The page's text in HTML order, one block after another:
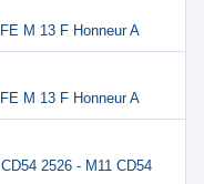
M 13 F Honneur A
M 13 F Honneur A
2526 - M11 CD54